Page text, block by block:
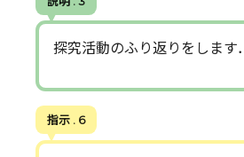
探究活動のふり返りをします．
指示 . 6